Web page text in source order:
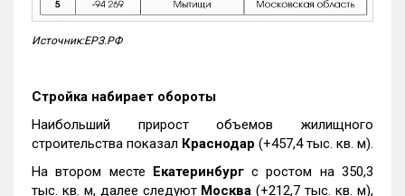
Источник:ЕРЗ.РФ
Стройка набирает обороты
Наибольший прирост объемов жилищного
строительства показал Краснодар (+457,4 тыс. кв. м).
На втором месте
Екатеринбургс ростом на 350,3
тыс. кв. м, далее следуют Москва (+212,7 тыс. кв. м),